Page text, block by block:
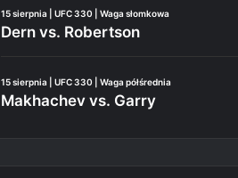
15 sierpnia | UFC 330 | Waga słomkowa
Dern vs. Robertson
15 sierpnia | UFC 330 | Waga półśrednia
Makhachev vs. Garry